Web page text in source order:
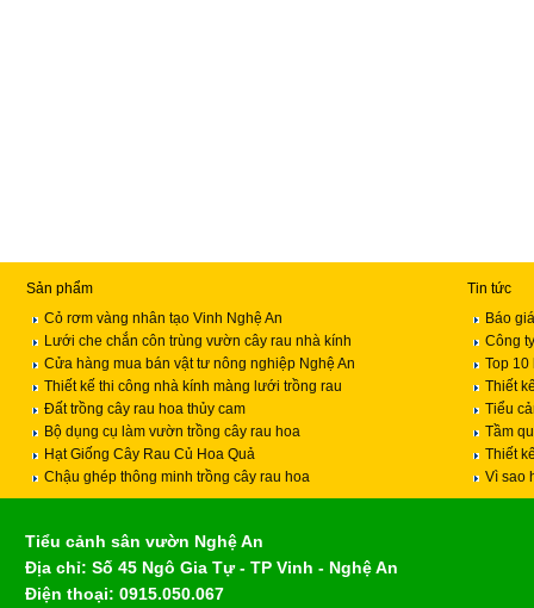
Sản phẩm
Cỏ rơm vàng nhân tạo Vinh Nghệ An
Lưới che chắn côn trùng vườn cây rau nhà kính
Cửa hàng mua bán vật tư nông nghiệp Nghệ An
Thiết kế thi công nhà kính màng lưới trồng rau
Đất trồng cây rau hoa thủy cam
Bộ dụng cụ làm vườn trồng cây rau hoa
Hạt Giống Cây Rau Củ Hoa Quả
Chậu ghép thông minh trồng cây rau hoa
Tin tức
Báo
Công
Top 10
Thiết
Tiểu
Tầm
Thiết
Vì sao
Tiểu cảnh sân vườn Nghệ An
Địa chỉ: Số 45 Ngô Gia Tự - TP Vinh - Nghệ An
Điện thoại: 0915.050.067